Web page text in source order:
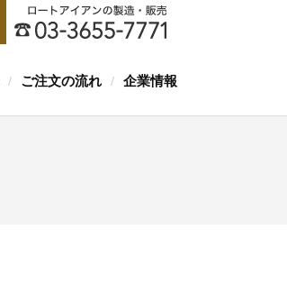
/ ご注文の流れ / 企業情報